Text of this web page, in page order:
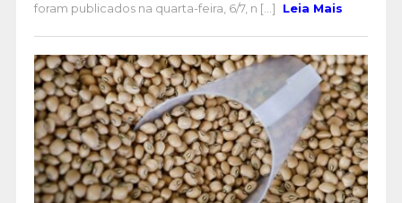
foram publicados na quarta-feira, 6/7, n [...]
Leia Mais